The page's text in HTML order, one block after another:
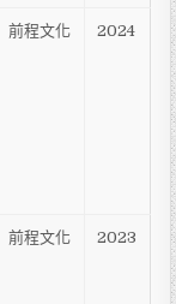
前程文化 2024
前程文化 2023